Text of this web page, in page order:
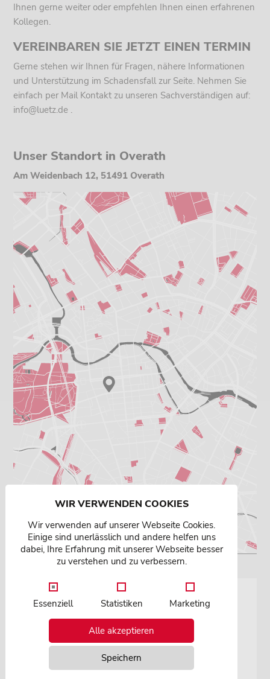
Ihnen gerne weiter oder empfehlen Ihnen einen erfahrenen
Kollegen.
VEREINBAREN SIE JETZT EINEN TERMIN
Gerne stehen wir Ihnen für Fragen, nähere Informationen
und Unterstützung im Schadensfall zur Seite. Nehmen Sie
einfach per Mail Kontakt zu unseren Sachverständigen auf:
info@luetz.de .
Unser Standort in Overath
Am Weidenbach 12, 51491 Overath
Ihr Ansprechpartner
Dipl.-Ing.
Gert Jaumann
WIR VERWENDEN COOKIES
Wir verwenden auf unserer Webseite Cookies.
Einige sind unerlässlich und andere helfen uns
dabei, Ihre Erfahrung mit unserer Webseite besser
zu verstehen und zu verbessern.
Essenziell Statistiken Marketing
Alle akzeptieren
Speichern